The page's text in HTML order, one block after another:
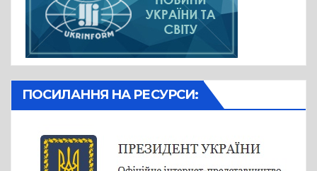
ПОСИЛАННЯ НА РЕСУРСИ: